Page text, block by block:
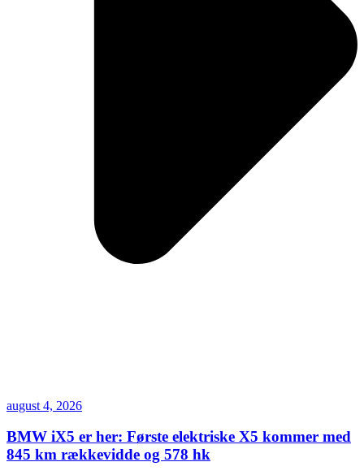
august 4, 2026
BMW iX5 er her: Første elektriske X5 kommer med
845 km rækkevidde og 578 hk